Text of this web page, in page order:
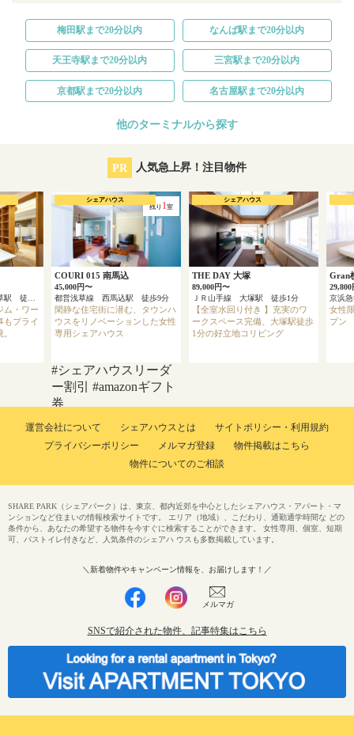
梅田駅まで20分以内 なんば駅まで20分以内
天王寺駅まで20分以内 三宮駅まで20分以内
京都駅まで20分以内 名古屋駅まで20分以内
他のターミナルから探す
PR 人気急上昇！注目物件
東京メトロ銀座線 浅草駅 徒歩4分
ム・ワー
もプライ
残り 1室
COURI 015 南馬込
45,000円〜
都営浅草線 西馬込駅 徒歩9分
閑静な住宅街に潜む、タウンハ
ウスをリノベーションした女性
専用シェアハウス
シェアハウス
#シェアハウスリーダ
ー割引
#amazonギフト
券
THE DAY 大塚
89,000円〜
ＪＲ山手線 大塚駅 徒歩1分
【全室水回り付き 】充実のワ
ークスペース完備、大塚駅徒歩
1分の好立地コリビング
シェアハウス
Gran
29,800
女性
プン
運営会社について シェアハウスとは
サイトポリシー・利用規約
プライバシーポリシー
メルマガ登録
物件掲載はこちら
物件についてのご相談
SHARE PARK（シェアパーク）は、東京、都内近郊を中心としたシェアハウス・アパート・マ
ンションなど住まいの情報検索サイトです。 エリア（地域）、こだわり、通勤通学時間な どの
条件から、あなたの希望する物件を今すぐに検索することができます。 女性専用、個室、短期
可、バストイレ付きなど、人気条件のシェアハ ウスも多数掲載しています。
＼新着物件やキャンペーン情報を、お届けします！／
メルマガ
SNSで紹介された物件、記事特集はこちら